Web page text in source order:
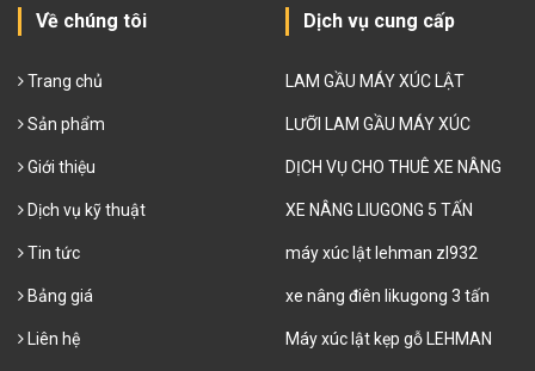
Về chúng tôi
Trang chủ
Sản phẩm
Giới thiệu
Dịch vụ kỹ thuật
Tin tức
Bảng giá
Liên hệ
Dịch vụ cung cấp
LAM GẦU MÁY XÚC LẬT
LƯỠI LAM GẦU MÁY XÚC
DỊCH VỤ CHO THUÊ XE NÂNG
XE NÂNG LIUGONG 5 TẤN
máy xúc lật lehman zl932
xe nâng điên likugong 3 tấn
Máy xúc lật kẹp gỗ LEHMAN